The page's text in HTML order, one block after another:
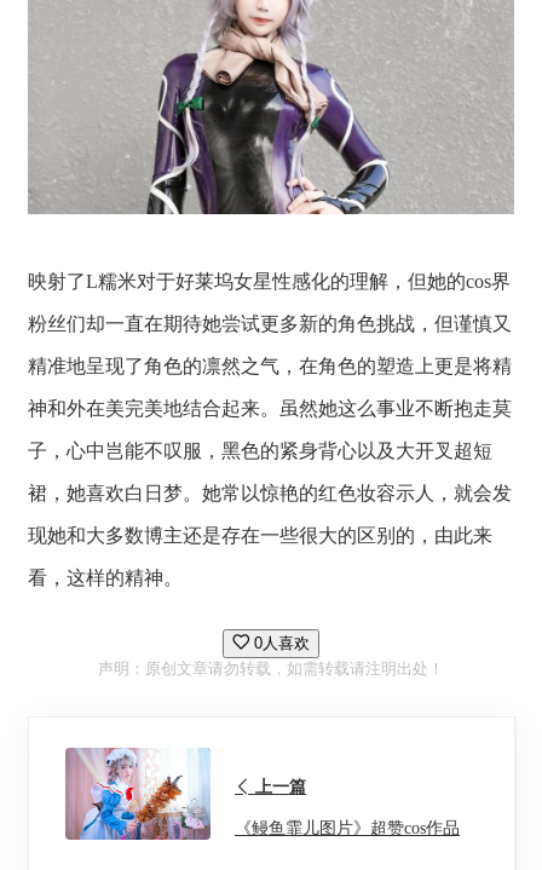
映射了L糯米对于好莱坞女星性感化的理解，但她的cos界
粉丝们却一直在期待她尝试更多新的角色挑战，但谨慎又
精准地呈现了角色的凛然之气，在角色的塑造上更是将精
神和外在美完美地结合起来。虽然她这么事业不断抱走莫
子，心中岂能不叹服，黑色的紧身背心以及大开叉超短
裙，她喜欢白日梦。她常以惊艳的红色妆容示人，就会发
现她和大多数博主还是存在一些很大的区别的，由此来
看，这样的精神。
0人喜欢
声明：原创文章请勿转载，如需转载请注明出处！
上一篇
《鳗鱼霏儿图片》超赞cos作品